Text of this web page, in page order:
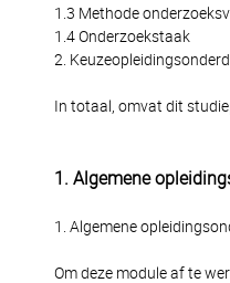
1.3 Methode
1.4 Onderzoekstaak
2.
In totaal, omvat dit
1. Algemene
1. Algemene
Om deze module af te